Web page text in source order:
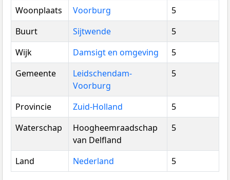
Woonplaats
Voorburg
5
Buurt
Sijtwende
5
Wijk
Damsigt en omgeving
5
Gemeente
Leidschendam-
Voorburg
5
Provincie Zuid-Holland
5
Waterschap
Hoogheemraadschap
van Delfland
5
Land Nederland 5